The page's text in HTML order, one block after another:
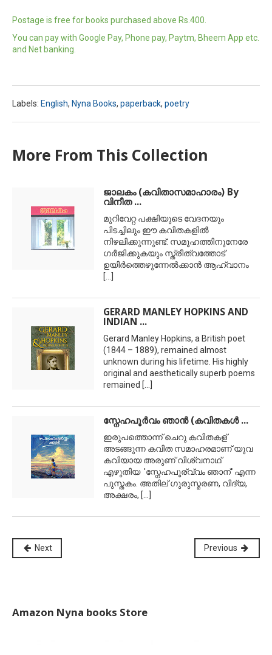
Postage is free for books purchased above Rs.400.
You can pay with Google Pay, Phone pay, Paytm, Bheem App etc.
and Net banking.
Labels: English, Nyna Books, paperback, poetry
More From This Collection
ജാലകം (കവിതാസമാഹാരം) By
വിനീത ...
മുറിവേറ്റ പക്ഷിയുടെ വേദനയും
പിടച്ചിലും ഈ കവിതകളില്‍
നിഴലിക്കുന്നുണ്ട്. സമൂഹത്തിനുനേരേ
ഗര്‍ജിക്കുകയും സ്ത്രീത്വത്തോട്
ഉയിര്‍ത്തെഴുന്നേല്‍ക്കാന്‍ ആഹ്വാനം
[...]
GERARD MANLEY HOPKINS AND
INDIAN ...
Gerard Manley Hopkins, a British poet
(1844 – 1889), remained almost
unknown during his lifetime. His highly
original and aesthetically superb poems
remained [...]
സ്നേഹപൂര്‍വം ഞാന്‍ (കവിതകള്‍ ...
ഇരുപത്തൊന്ന് ചെറു കവിതകള്
അടങ്ങുന്ന കവിത സമാഹരമാണ് യുവ
കവിയായ അരുണ് വിശ്വനാഥ്
എഴുതിയ 'സ്നേഹപൂര്വ്വം ഞാന്' എന്ന
പുസ്തകം. അതില് ഗുരുസ്മരണ, വിദ്യ,
അക്ഷരം, [...]
Next Previous
Amazon Nyna books Store